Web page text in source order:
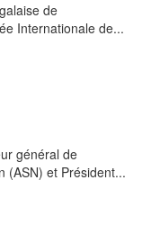
de
Internationale de...
général de
(ASN) et Président...